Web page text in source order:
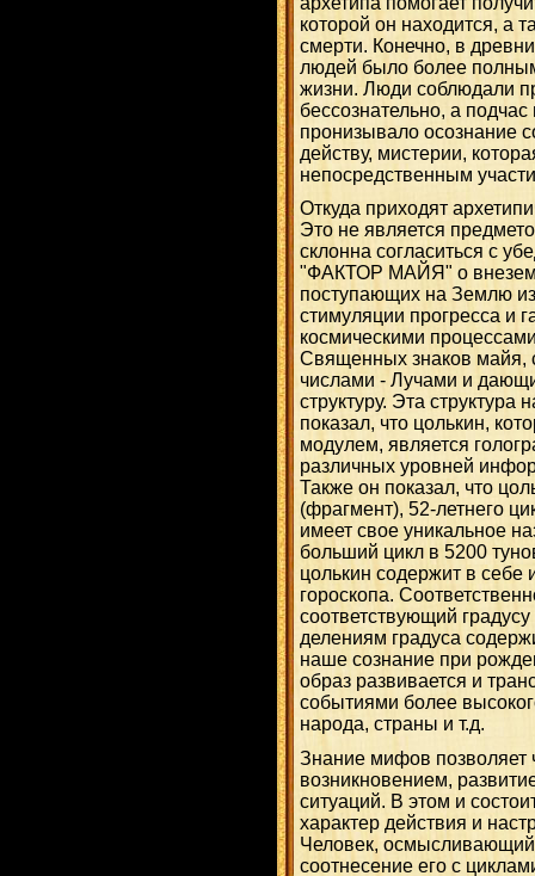
которой он находится, а
смерти. Конечно, в
людей было более
жизни. Люди соблюдали
бессознательно, а
пронизывало осознание
действу, мистерии,
непосредственным
Откуда приходят
Это не является
склонна согласиться с
"ФАКТОР МАЙЯ" о
поступающих на Землю из
стимуляции прогресса и
космическими
Священных знаков майя,
числами - Лучами и
структуру. Эта структура
показал, что цолькин,
модулем, является
различных уровней
Также он показал, что
(фрагмент), 52-летнего
имеет свое уникальное
больший цикл в 5200
цолькин содержит в себе
гороскопа.
соответствующий
делениям градуса
наше сознание при
образ развивается и
событиями более
народа, страны и т.д.
Знание мифов позволяет
возникновением,
ситуаций. В этом и
характер действия и
Человек,
соотнесение его с